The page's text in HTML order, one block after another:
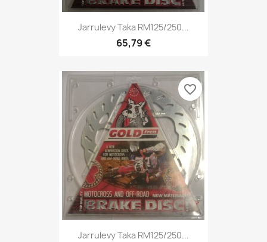
Jarrulevy Taka RM125/250...
65,79 €
Jarrulevy Taka RM125/250...
favorite_border